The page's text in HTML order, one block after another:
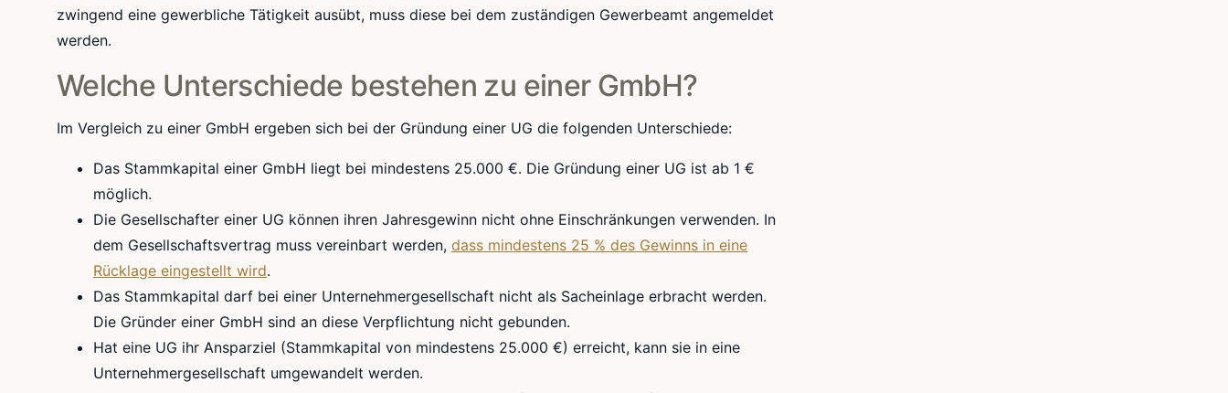
zwingend eine gewerbliche Tätigkeit ausübt, muss diese bei dem zuständigen Gewerbeamt angemeldet
werden.
Welche Unterschiede bestehen zu einer GmbH?
Im Vergleich zu einer GmbH ergeben sich bei der Gründung einer UG die folgenden Unterschiede:
Das Stammkapital einer GmbH liegt bei mindestens 25.000 €. Die Gründung einer UG ist ab 1 €
möglich.
Die Gesellschafter einer UG können ihren Jahresgewinn nicht ohne Einschränkungen verwenden. In
dem Gesellschaftsvertrag muss vereinbart werden, dass mindestens 25 % des Gewinns in eine
Rücklage eingestellt wird.
Das Stammkapital darf bei einer Unternehmergesellschaft nicht als Sacheinlage erbracht werden.
Die Gründer einer GmbH sind an diese Verpflichtung nicht gebunden.
Hat eine UG ihr Ansparziel (Stammkapital von mindestens 25.000 €) erreicht, kann sie in eine
Unternehmergesellschaft umgewandelt werden.